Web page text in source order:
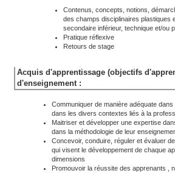
Contenus, concepts, notions,
des champs disciplinaires plastiques
secondaire inférieur, technique et/ou
Pratique réflexive
Retours de stage
Acquis d'apprentissage (objectifs
d'enseignement :
Communiquer de manière adéquate
dans les divers contextes liés à la
Maitriser et développer une expertise
dans la méthodologie de leur
Concevoir, conduire, réguler et évaluer
qui visent le développement de chaque
dimensions
Promouvoir la réussite des apprenants ,